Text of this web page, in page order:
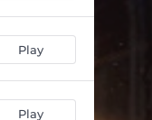
Play
Play